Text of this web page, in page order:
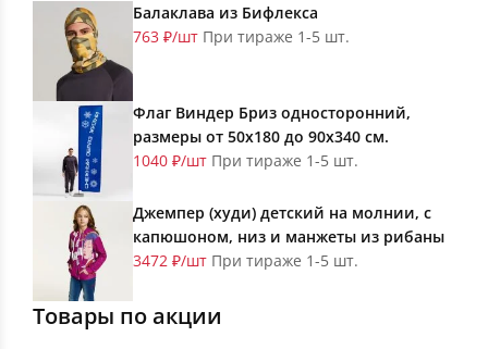
Балаклава из Бифлекса
763 ₽/шт При тираже 1-5 шт.
Флаг Виндер Бриз односторонний,
размеры от 50х180 до 90х340 см.
1040 ₽/шт При тираже 1-5 шт.
Джемпер (худи) детский на молнии, с
капюшоном, низ и манжеты из рибаны
3472 ₽/шт При тираже 1-5 шт.
Товары по акции